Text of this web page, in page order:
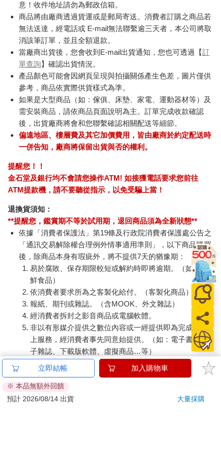
意！收件地址請勿為郵政信箱。
商品將由廠商透過貨運或是郵局寄送。消費者訂購之商品若
無法送達，經電話或 E-mail無法聯繫逾三天者，本公司將取
消該筆訂單，並且全額退款。
當廠商出貨後，您會收到E-mail出貨通知，您也可透過【訂
單查詢】確認出貨情況。
產品顏色可能會因網頁呈現與拍攝關係產生色差，圖片僅供
參考，商品依實際供貨樣式為準。
如果是大型商品（如：傢俱、床墊、家電、運動器材等）及
需安裝商品，請依商品頁面說明為主。訂單完成收款確認
後，出貨廠商將會和您聯繫確認相關配送等細節。
偏遠地區、樓層費及其它加價費用，皆由廠商於約定配送時
一併告知，廠商將保留出貨與否的權利。
提醒您！！
金石堂及銀行均不會請您操作ATM! 如接獲電話要求您前往
ATM提款機，請不要聽從指示，以免受騙上當！
退換貨須知：
**提醒您，鑑賞期不等於試用期，退回商品須為全新狀態**
依據「消費者保護法」第19條及行政院消費者保護處公告之
「通訊交易解除權合理例外情事適用準則」，以下商品購買
後，除商品本身有瑕疵外，將不提供7天的猶豫期：
易於腐敗、保存期限較短或解約時即將逾期。（如：生
鮮食品）
依消費者要求所為之客製化給付。（客製化商品）
報紙、期刊或雜誌。（含MOOK、外文雜誌）
經消費者拆封之影音商品或電腦軟體。
非以有形媒介提供之數位內容或一經提供即為完成之線
上服務，經消費者事先同意始提供。（如：電子書、電
子雜誌、下載版軟體、虛擬商品…等）
已拆封之個人衛生用品。（如：內衣褲、刮鬍刀、除毛
若非上列種類商品，均享有到貨7天的猶豫期（含例假
日）。
立即結帳 加入購物車
※ 本品無額外回饋
預計 2026/08/14 出貨
大量採購